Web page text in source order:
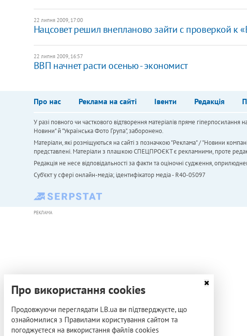
22 липня 2009, 17:00
Нацсовет решил внепланово зайти с проверкой к
22 липня 2009, 16:57
ВВП начнет расти осенью - экономист
Про нас Реклама на сайті Івенти Редакція
У разі повного чи часткового відтворення матеріалів пряме
Новини" й "Українська Фото Група", заборонено.
Матеріали, які розміщуються на сайті з позначкою "Реклама" / "Новини
представлені. Матеріали з плашкою СПЕЦПРОЄКТ є рекламними, проте
Редакція не несе відповідальності за факти та оціночні судження,
Cуб'єкт у сфері онлайн-медіа; ідентифікатор медіа - R40-05097
РЕКЛАМА
Про використання cookies
Продовжуючи переглядати LB.ua ви підтверджуєте, що
ознайомилися з Правилами користування сайтом та
погоджуєтеся на використання файлів cookies